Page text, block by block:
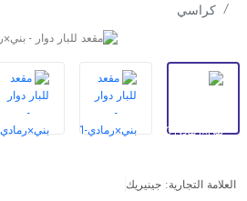
كراسي
العلامة التجارية: جينيريك